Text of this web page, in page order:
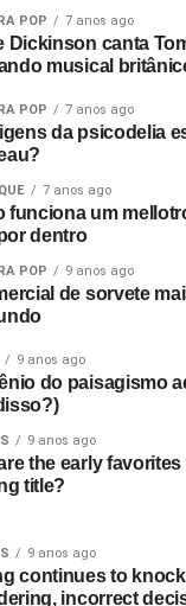
para a banda
Sabe,
resistência
poderosos
Não havia motivo
umas dez pessoas
Eu
Era isso. Eles
tornado, que
as bandas de
mais
mim.
o filme quando
– um cinema
isso? Bem, eles
POP 7 anos ago
Dickinson canta
musical
POP 7 anos ago
da psicodelia
7 anos ago
funciona um
dentro
POP 9 anos ago
de sorvete
9 anos ago
do paisagismo
9 anos ago
the early
title?
9 anos ago
continues to
incorrect